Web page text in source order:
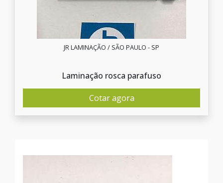
JR LAMINAÇÃO / SÃO PAULO - SP
Laminação rosca parafuso
Cotar agora